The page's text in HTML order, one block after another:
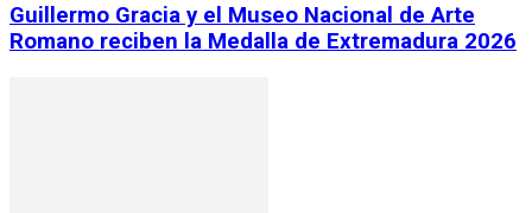
Guillermo Gracia y el Museo Nacional de Arte
Romano reciben la Medalla de Extremadura 2026